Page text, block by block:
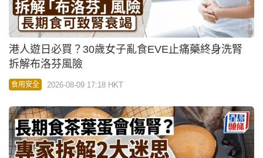
港人遊日必買？30歲女子亂食EVE止痛藥終身洗腎
拆解布洛芬風險
食用安全 2026-08-09 17:18 HKT